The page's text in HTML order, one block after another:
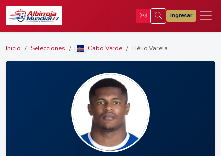
Ingresar
Inicio Selecciones Cabo Verde Hélio Varela